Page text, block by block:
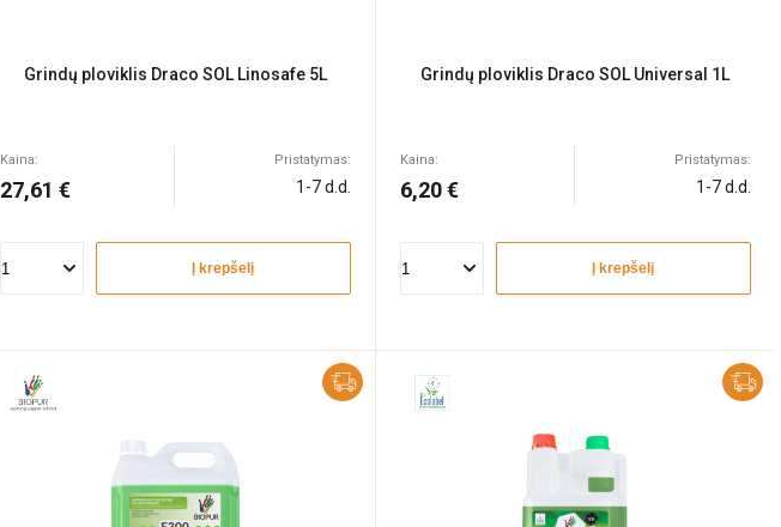
Grindų ploviklis Draco SOL Linosafe 5L
Kaina:
27,61 €
Pristatymas:
1-7 d.d.
Į krepšelį
Grindų ploviklis Draco SOL Universal 1L
Kaina:
6,20 €
Pristatymas:
1-7 d.d.
Į krepšelį